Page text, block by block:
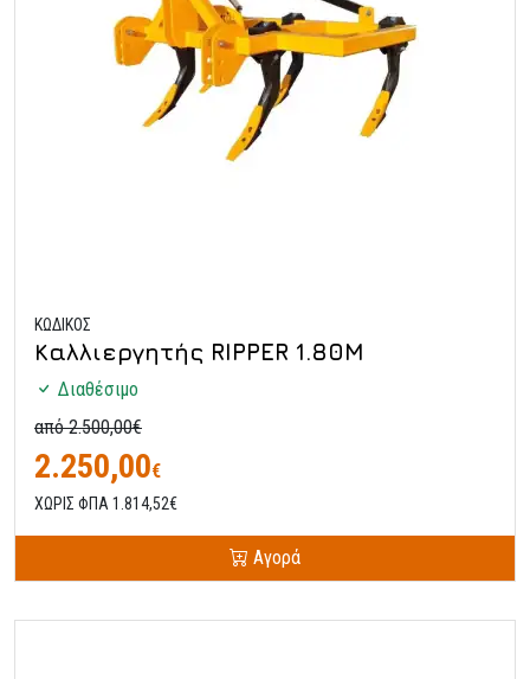
ΚΩΔΙΚΟΣ
Καλλιεργητής RIPPER 1.80M
Διαθέσιμο
από 2.500,00€
2.250,00€
ΧΩΡΙΣ ΦΠΑ 1.814,52€
Αγορά